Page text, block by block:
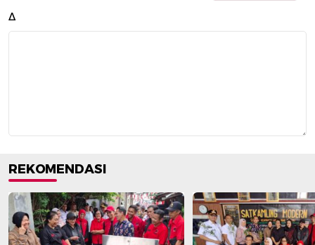
Δ
REKOMENDASI